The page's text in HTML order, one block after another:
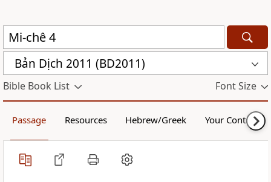
Bản Dịch 2011 (BD2011)
Bible Book List Font Size
Passage Resources Hebrew/Greek Your Content